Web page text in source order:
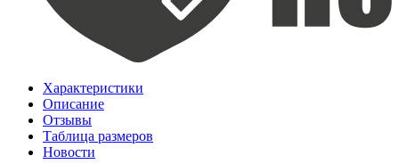
Характеристики
Описание
Отзывы
Таблица размеров
Новости